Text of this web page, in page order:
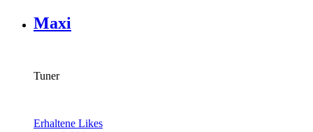
Maxi
Tuner
Erhaltene Likes